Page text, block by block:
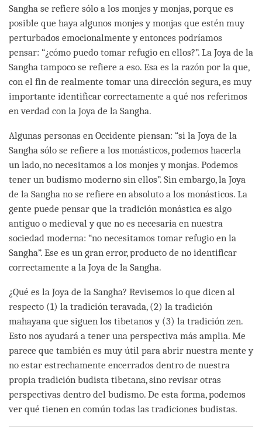
Sangha se refiere sólo a los monjes y monjas, porque es
posible que haya algunos monjes y monjas que estén muy
perturbados emocionalmente y entonces podríamos
pensar: “¿cómo puedo tomar refugio en ellos?”. La Joya de la
Sangha tampoco se refiere a eso. Esa es la razón por la que,
con el fin de realmente tomar una dirección segura, es muy
importante identificar correctamente a qué nos referimos
en verdad con la Joya de la Sangha.
Algunas personas en Occidente piensan: “si la Joya de la
Sangha sólo se refiere a los monásticos, podemos hacerla
un lado, no necesitamos a los monjes y monjas. Podemos
tener un budismo moderno sin ellos”. Sin embargo, la Joya
de la Sangha no se refiere en absoluto a los monásticos. La
gente puede pensar que la tradición monástica es algo
antiguo o medieval y que no es necesaria en nuestra
sociedad moderna: “no necesitamos tomar refugio en la
Sangha”. Ese es un gran error, producto de no identificar
correctamente a la Joya de la Sangha.
¿Qué es la Joya de la Sangha? Revisemos lo que dicen al
respecto (1) la tradición teravada, (2) la tradición
mahayana que siguen los tibetanos y (3) la tradición zen.
Esto nos ayudará a tener una perspectiva más amplia. Me
parece que también es muy útil para abrir nuestra mente y
no estar estrechamente encerrados dentro de nuestra
propia tradición budista tibetana, sino revisar otras
perspectivas dentro del budismo. De esta forma, podemos
ver qué tienen en común todas las tradiciones budistas.